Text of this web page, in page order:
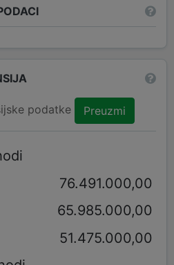
podatke Preuzmi
76.491.000,00
65.985.000,00
51.475.000,00